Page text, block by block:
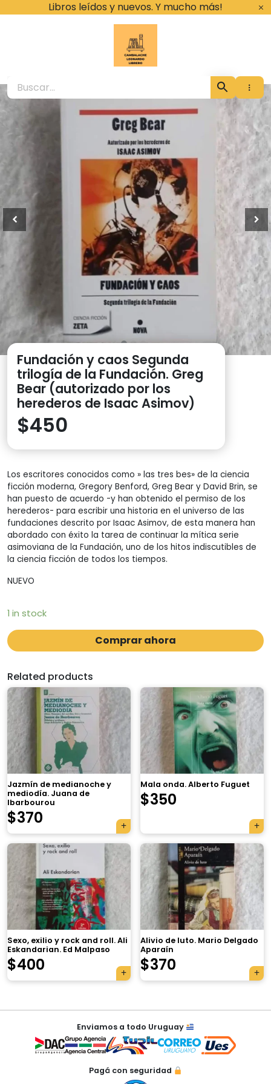
Libros leídos y nuevos. Y mucho más!
Cambalache
Fundación y caos Segunda
trilogía de la Fundación. Greg
Bear (autorizado por los
herederos de Isaac Asimov)
$450
Los escritores conocidos como » las tres bes» de la ciencia
ficción moderna, Gregory Benford, Greg Bear y David Brin, se
han puesto de acuerdo -y han obtenido el permiso de los
herederos- para escribir una historia en el universo de las
fundaciones descrito por Isaac Asimov, de esta manera han
abordado con éxito la tarea de continuar la mítica serie
asimoviana de la Fundación, uno de los hitos indiscutibles de
la ciencia ficción de todos los tiempos.
NUEVO
1 in stock
Comprar ahora
Related products
Jazmín de medianoche y
mediodía. Juana de
Ibarbourou
$370
Mala onda. Alberto Fuguet
$350
Sexo, exilio y rock and roll. Ali
Eskandarian. Ed Malpaso
$400
Alivio de luto. Mario Delgado
Aparaín
$370
Navegación
entradas
Enviamos a todo Uruguay
Pagá con seguridad
×
Tu carrito está vacío.
automáticamente.